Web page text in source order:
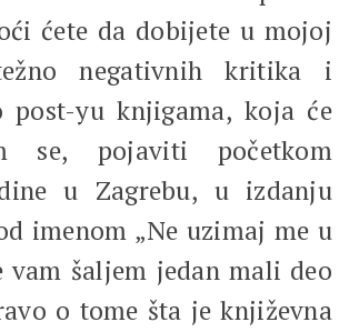
ćete da dobijete u mojoj
negativnih kritika i
post-yu knjigama, koja će
se, pojaviti početkom
u Zagrebu, u izdanju
imenom „Ne uzimaj me u
vam šaljem jedan mali deo
o tome šta je književna